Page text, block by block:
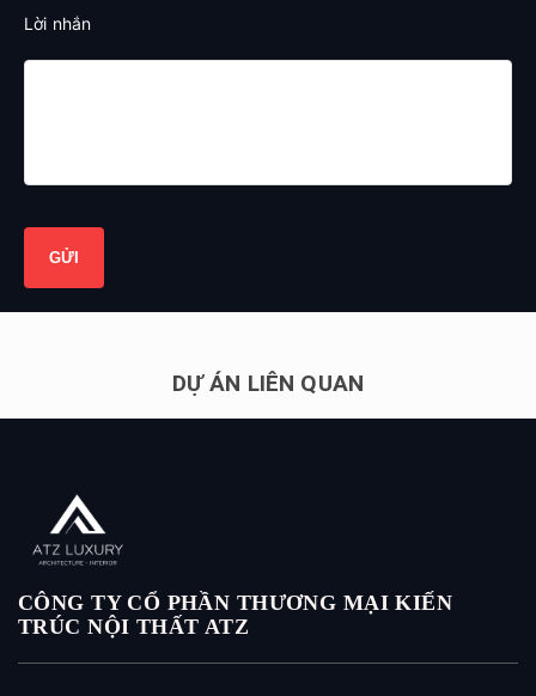
Lời nhắn
DỰ ÁN LIÊN QUAN
CÔNG TY CỔ PHẦN THƯƠNG MẠI KIẾN
TRÚC NỘI THẤT ATZ